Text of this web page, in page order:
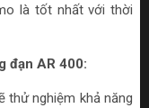
là tốt nhất với thời
đạn AR 400:
thử nghiệm khả năng